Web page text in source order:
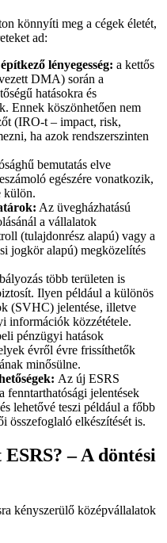
könnyíti meg a cégek életét,
ad:
lényegesség: a kettős
DMA) során a
hatásokra és
Ennek köszönhetően nem
(IRO-t – impact, risk,
ha azok rendszerszinten
bemutatás elve
egészére vonatkozik,
külön.
Az üvegházhatású
a vállalatok
(tulajdonrész alapú) vagy a
jogkör alapú) megközelítés
több területen is
Ilyen például a különös
(SVHC) jelentése, illetve
információk közzététele.
pénzügyi hatások
évről évre frissíthetők
minősülne.
Az új ESRS
fenntarthatósági jelentések
lehetővé teszi például a főbb
összefoglaló elkészítését is.
– A döntési
kényszerülő középvállalatok